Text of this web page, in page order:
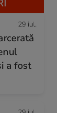
29 iul.
a fost